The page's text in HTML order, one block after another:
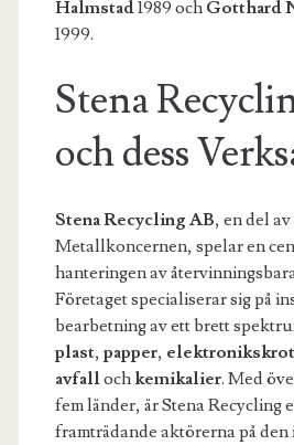
Halmstad1989 och Gotthard
1999.
Stena
och dess
Stena Recycling AB, en del
Metallkoncernen, spelar en
hanteringen av
Företaget specialiserar sig på
bearbetning av ett brett
plast, papper, elektronikskrot
avfall och kemikalier. Med
fem länder, är Stena Recycling
framträdande aktörerna på